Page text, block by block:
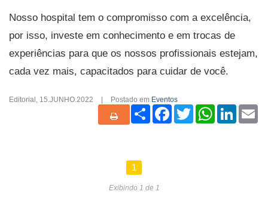
Nosso hospital tem o compromisso com a excelência,
por isso, investe em conhecimento e em trocas de
experiências para que os nossos profissionais estejam,
cada vez mais, capacitados para cuidar de você.
Editorial , 15.JUNHO.2022 Postado em Eventos
ShareFacebook
TwitterWhatsApp
1
Exibindo 1 de 1